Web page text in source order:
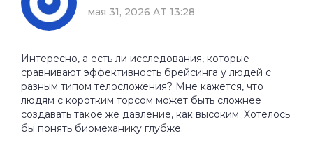
мая 31, 2026 AT 13:28
Интересно, а есть ли исследования, которые
сравнивают эффективность брейсинга у людей с
разным типом телосложения? Мне кажется, что
людям с коротким торсом может быть сложнее
создавать такое же давление, как высоким. Хотелось
бы понять биомеханику глубже.